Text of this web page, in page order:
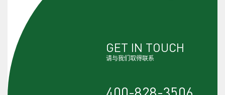
GET IN TOUCH
请与我们取得联系